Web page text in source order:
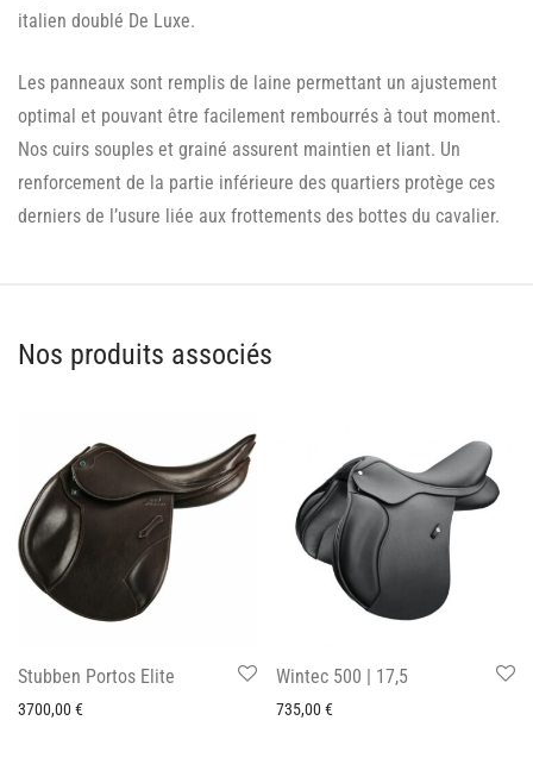
italien doublé De Luxe.
Les panneaux sont remplis de laine permettant un ajustement
optimal et pouvant être facilement rembourrés à tout moment.
Nos cuirs souples et grainé assurent maintien et liant. Un
renforcement de la partie inférieure des quartiers protège ces
derniers de l’usure liée aux frottements des bottes du cavalier.
Nos produits associés
Stubben Portos Elite
3700,00€
Wintec 500 | 17,5
735,00€